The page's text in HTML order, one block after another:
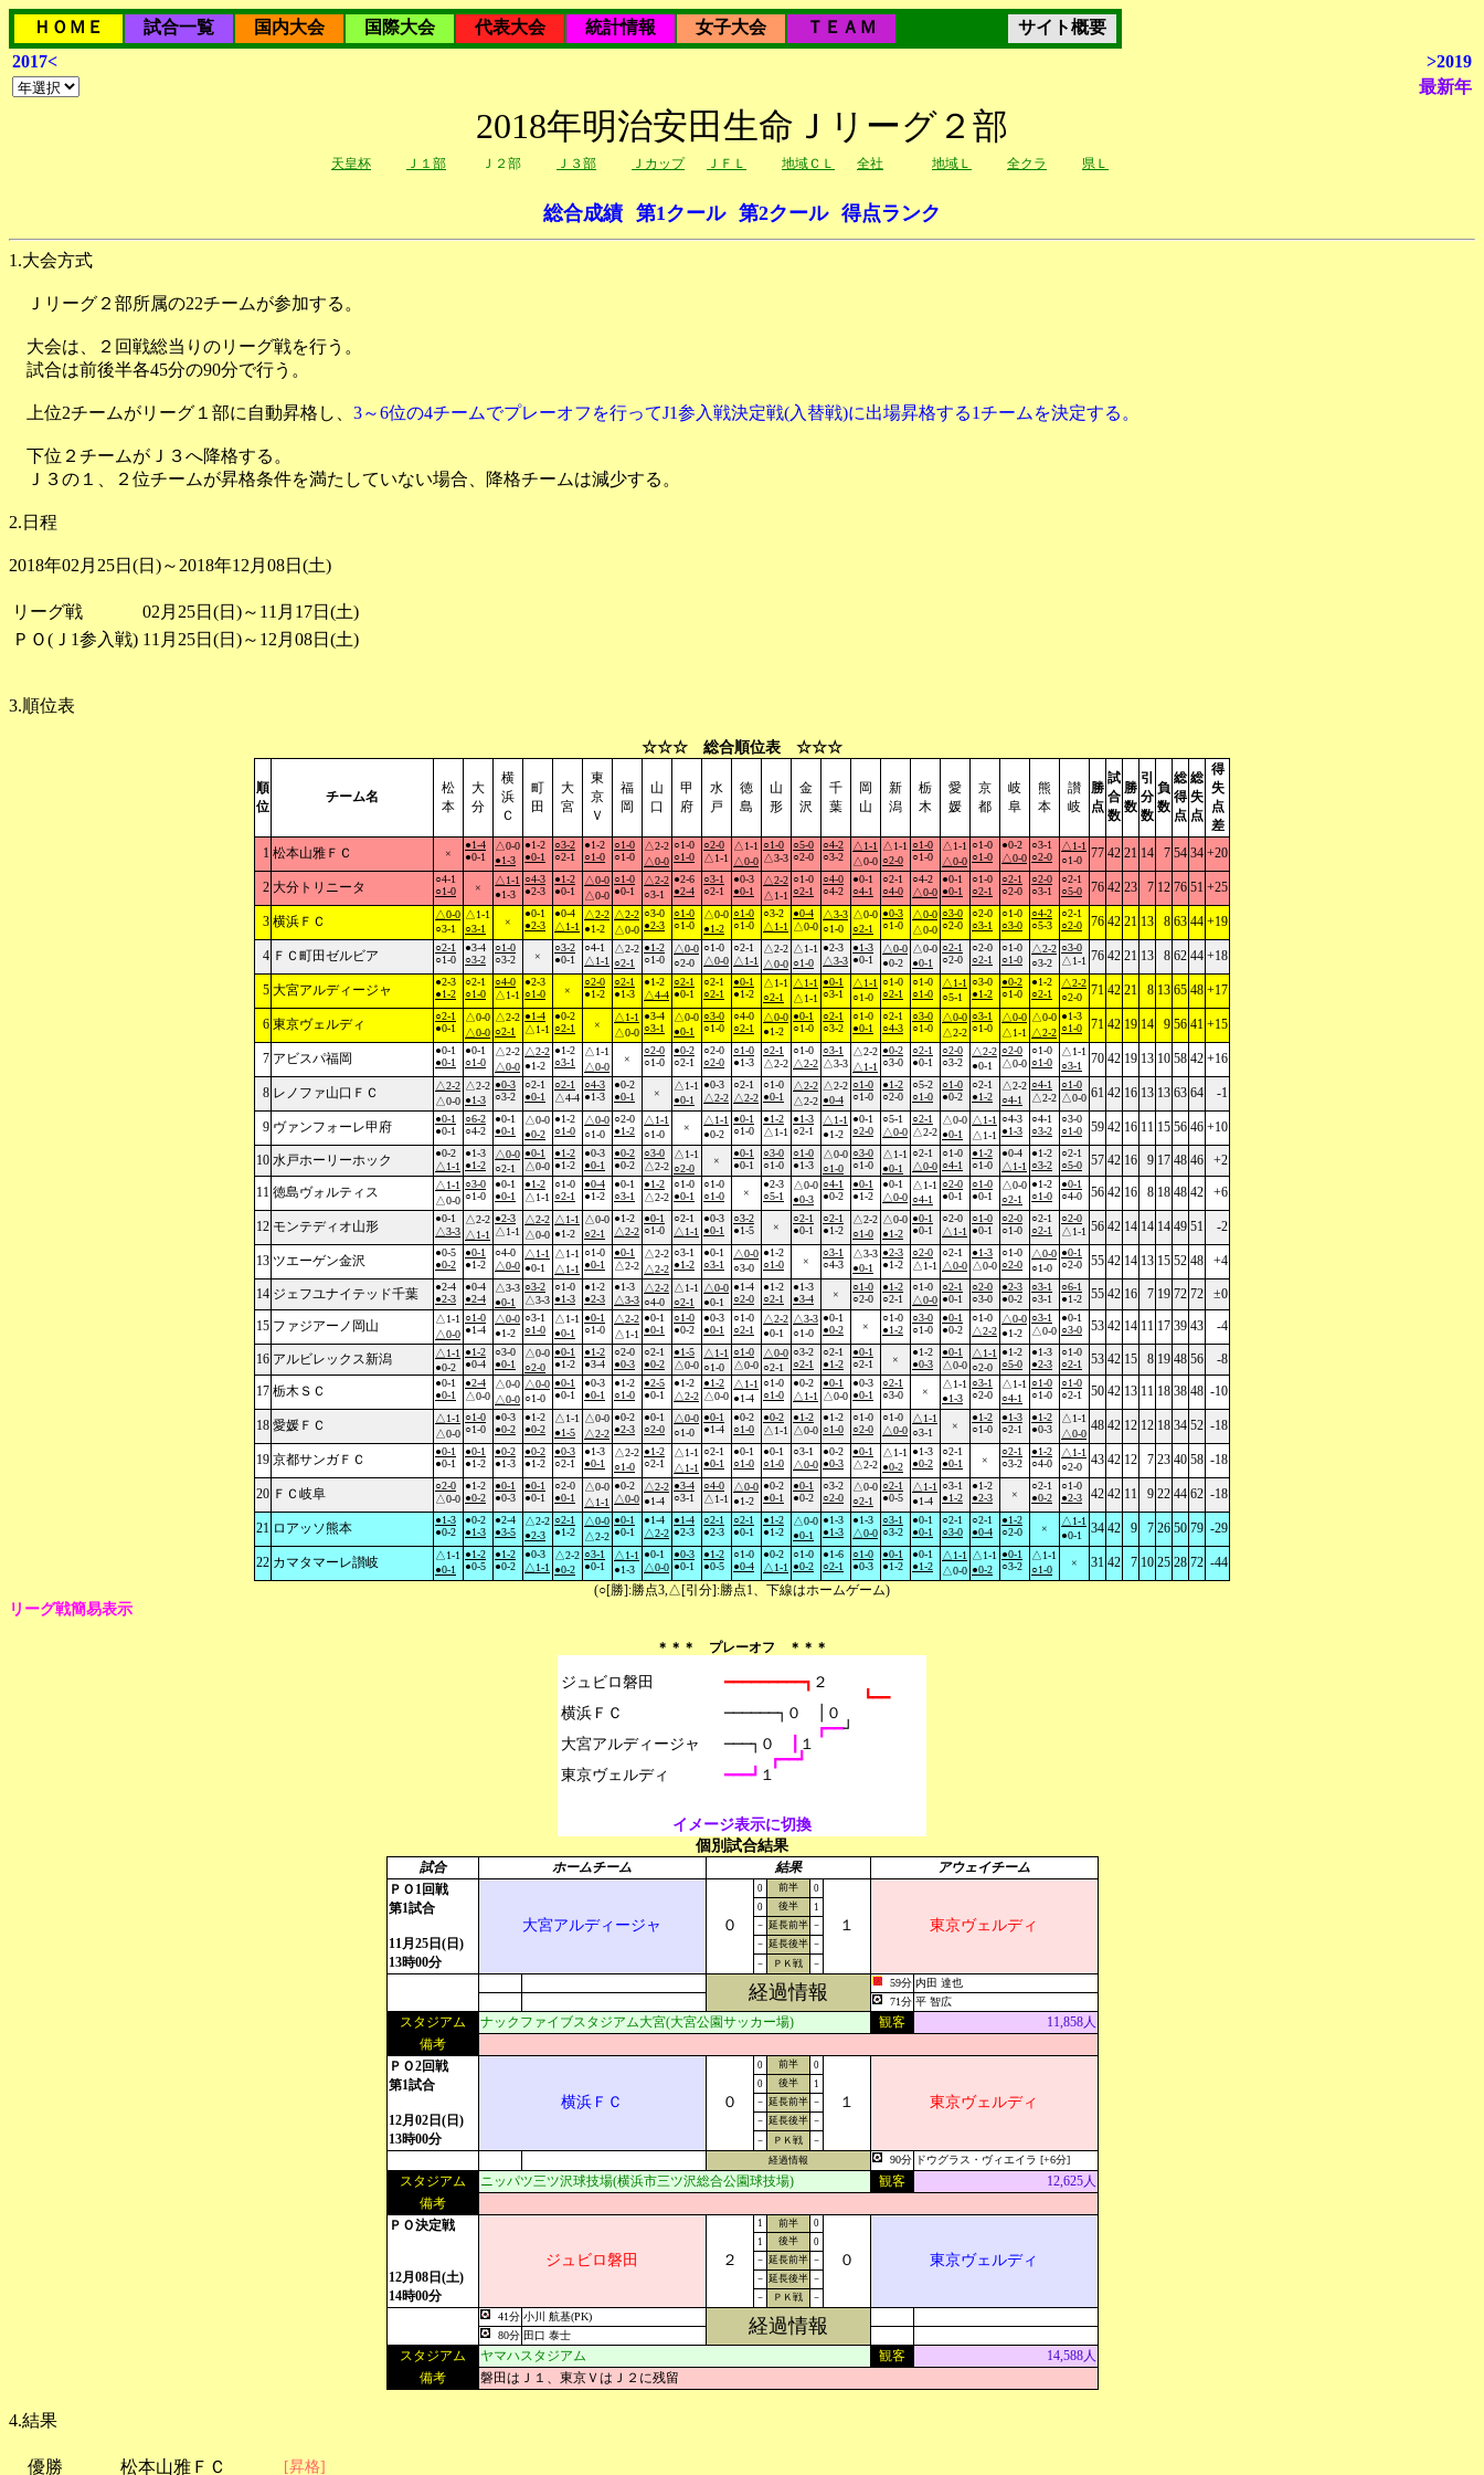
ＨＯＭＥ 試合一覧 国内大会 国際大会 代表大会 統計情報 女子大会 ＴＥＡＭ
サイト概要
2017<
>2019
最新年
2018年明治安田生命Ｊリーグ２部
天皇杯 Ｊ１部 Ｊ２部 Ｊ３部 Ｊカップ ＪＦＬ 地域ＣＬ 全社 地域Ｌ 全クラ 県Ｌ
総合成績 第1クール 第2クール 得点ランク
1.大会方式
Ｊリーグ２部所属の22チームが参加する。
大会は、２回戦総当りのリーグ戦を行う。
試合は前後半各45分の90分で行う。
上位2チームがリーグ１部に自動昇格し、 3～6位の4チームでプレーオフを行ってJ1参入戦決定戦(入替戦)に出場昇格する1チームを決定する。
下位２チームがＪ３へ降格する。
Ｊ３の１、２位チームが昇格条件を満たしていない場合、降格チームは減少する。
2.日程
2018年02月25日(日)～2018年12月08日(土)
リーグ戦
02月25日(日)～11月17日(土)
ＰＯ(Ｊ1参入戦) 11月25日(日)～12月08日(土)
3.順位表
☆☆☆ 総合順位表 ☆☆☆
順
位
チーム名
松
本
大
分
横
浜
Ｃ
町
田
大
宮
東
京
Ｖ
福
岡
山
口
甲
府
水
戸
徳
島
山
形
金
沢
千
葉
岡
山
新
潟
栃
木
愛
媛
京
都
岐
阜
熊
本
讃
岐
勝
点
試
合
数
勝
数
引
分
数
負
数
総
得
点
総
失
点
得
失
点
差
1 松本山雅ＦＣ ×
●1-4
●0-1
△0-0
●1-3
●1-2
●0-1
○3-2
○2-1
●1-2
○1-0
○1-0
○1-0
△2-2
△0-0
○1-0
○1-0
○2-0
△1-1
△1-1
△0-0
○1-0
△3-3
○5-0
○2-0
○4-2
○3-2
△1-1
△0-0
△1-1
○2-0
○1-0
○1-0
△1-1
△0-0
○1-0
○1-0
●0-2
△0-0
○3-1
○2-0
△1-1
○1-0
77 42 21 14 7 54 34 +20
2 大分トリニータ
○4-1
○1-0
×
△1-1
●1-3
○4-3
●2-3
●1-2
●0-1
△0-0
△0-0
○1-0
●0-1
△2-2
○3-1
●2-6
●2-4
○3-1
○2-1
●0-3
●0-1
△2-2
△1-1
○1-0
○2-1
○4-0
○4-2
●0-1
○4-1
○2-1
○4-0
○4-2
△0-0
●0-1
●0-1
○1-0
○2-1
○2-1
○2-0
○2-0
○3-1
○2-1
○5-0
76 42 23 7 12 76 51 +25
3 横浜ＦＣ
△0-0
○3-1
△1-1
○3-1
×
●0-1
●2-3
●0-4
△1-1
△2-2
●1-2
△2-2
△0-0
○3-0
●2-3
○1-0
○1-0
△0-0
●1-2
○1-0
○1-0
○3-2
△1-1
●0-4
△0-0
△3-3
○1-0
△0-0
○2-1
●0-3
○1-0
△0-0
△0-0
○3-0
○2-0
○2-0
○3-1
○1-0
○3-0
○4-2
○5-3
○2-1
○2-0
76 42 21 13 8 63 44 +19
4 ＦＣ町田ゼルビア
○2-1
○1-0
●3-4
○3-2
○1-0
○3-2
×
○3-2
●0-1
○4-1
△1-1
△2-2
○2-1
●1-2
○1-0
△0-0
○2-0
○1-0
△0-0
○2-1
△1-1
△2-2
△0-0
△1-1
○1-0
●2-3
△3-3
●1-3
●0-1
△0-0
●0-2
△0-0
●0-1
○2-1
○2-0
○2-0
○2-1
○1-0
○1-0
△2-2
○3-2
○3-0
△1-1 76 42 21 13 8 62 44 +18
5 大宮アルディージャ
●2-3
●1-2
○2-1
○1-0
○4-0
△1-1
●2-3
○1-0
×
○2-0
●1-2
○2-1
●1-3
●1-2
△4-4
○2-1
●0-1
○2-1
○2-1
●0-1
●1-2
△1-1
○2-1
△1-1
△1-1
●0-1
○3-1
△1-1
○1-0
○1-0
○2-1
○1-0
○1-0
△1-1
○5-1
○3-0
●1-2
●0-2
○1-0
●1-2
○2-1
△2-2
○2-0
71 42 21 8 13 65 48 +17
6 東京ヴェルディ
○2-1
●0-1
△0-0
△0-0
△2-2
○2-1
●1-4
△1-1
●0-2
○2-1
×
△1-1
△0-0
●3-4
○3-1
△0-0
●0-1
○3-0
○1-0
○4-0
○2-1
△0-0
●1-2
●0-1
○1-0
○2-1
○3-2
○1-0
●0-1
○2-1
○4-3
○3-0
○1-0
△0-0
△2-2
○3-1
○1-0
△0-0
△1-1
△0-0
△2-2
●1-3
○1-0
71 42 19 14 9 56 41 +15
7 アビスパ福岡
●0-1
●0-1
●0-1
○1-0
△2-2
△0-0
△2-2
●1-2
●1-2
○3-1
△1-1
△0-0
×
○2-0
○1-0
●0-2
○2-1
○2-0
○2-0
○1-0
●1-3
○2-1
△2-2
○1-0
△2-2
○3-1
△3-3
△2-2
△1-1
●0-2
○3-0
○2-1
●0-1
○2-0
○3-2
△2-2
●0-1
○2-0
△0-0
○1-0
○1-0
△1-1
○3-1
70 42 19 13 10 58 42 +16
8 レノファ山口ＦＣ
△2-2
△0-0
△2-2
●1-3
●0-3
○3-2
○2-1
●0-1
○2-1
△4-4
○4-3
●1-3
●0-2
●0-1
×
△1-1
●0-1
●0-3
△2-2
○2-1
△2-2
○1-0
●0-1
△2-2
△2-2
△2-2
●0-4
○1-0
○1-0
●1-2
○2-0
○5-2
○1-0
○1-0
●0-2
○2-1
●1-2
△2-2
○4-1
○4-1
△2-2
○1-0
△0-0 61 42 16 13 13 63 64 -1
9 ヴァンフォーレ甲府
●0-1
●0-1
○6-2
○4-2
●0-1
●0-1
△0-0
●0-2
●1-2
○1-0
△0-0
○1-0
○2-0
●1-2
△1-1
○1-0
×
△1-1
●0-2
●0-1
○1-0
●1-2
△1-1
●1-3
○2-1
△1-1
●1-2
●0-1
○2-0
○5-1
△0-0
○2-1
△2-2
△0-0
●0-1
△1-1
△1-1
○4-3
●1-3
○4-1
○3-2
○3-0
○1-0
59 42 16 11 15 56 46 +10
10 水戸ホーリーホック
●0-2
△1-1
●1-3
●1-2
△0-0
○2-1
●0-1
△0-0
●1-2
●1-2
●0-3
●0-1
●0-2
●0-2
○3-0
△2-2
△1-1
○2-0
×
●0-1
●0-1
○3-0
○1-0
○1-0
●1-3
△0-0
○1-0
○3-0
○1-0
△1-1
●0-1
○2-1
△0-0
○1-0
○4-1
●1-2
○1-0
●0-4
△1-1
●1-2
○3-2
○2-1
○5-0
57 42 16 9 17 48 46 +2
11 徳島ヴォルティス
△1-1
△0-0
○3-0
○1-0
●0-1
●0-1
●1-2
△1-1
○1-0
○2-1
●0-4
●1-2
●0-1
○3-1
●1-2
△2-2
○1-0
●0-1
○1-0
○1-0
×
●2-3
○5-1
△0-0
●0-3
○4-1
●0-2
●0-1
●1-2
●0-1
△0-0
△1-1
○4-1
○2-0
●0-1
○1-0
●0-1
△0-0
○2-1
●1-2
○1-0
●0-1
○4-0
56 42 16 8 18 48 42 +6
12 モンテディオ山形
●0-1
△3-3
△2-2
△1-1
●2-3
△1-1
△2-2
△0-0
△1-1
●1-2
△0-0
○2-1
●1-2
△2-2
●0-1
○1-0
○2-1
△1-1
●0-3
●0-1
○3-2
●1-5
×
○2-1
●0-1
○2-1
●1-2
△2-2
○1-0
△0-0
●1-2
●0-1
●0-1
○2-0
△1-1
○1-0
●0-1
○2-0
○1-0
○2-1
○2-1
○2-0
△1-1 56 42 14 14 14 49 51 -2
13 ツエーゲン金沢
●0-5
●0-2
●0-1
●1-2
○4-0
△0-0
△1-1
●0-1
△1-1
△1-1
○1-0
●0-1
●0-1
△2-2
△2-2
△2-2
○3-1
●1-2
●0-1
○3-1
△0-0
○3-0
●1-2
○1-0
×
○3-1
○4-3
△3-3
●0-1
●2-3
●1-2
○2-0
△1-1
○2-1
△0-0
●1-3
△0-0
○1-0
○2-0
△0-0
○1-0
●0-1
○2-0
55 42 14 13 15 52 48 +4
14 ジェフユナイテッド千葉
●2-4
●2-3
●0-4
●2-4
△3-3
●0-1
○3-2
△3-3
○1-0
●1-3
●1-2
●2-3
●1-3
△3-3
△2-2
○4-0
△1-1
○2-1
△0-0
●0-1
●1-4
○2-0
●1-2
○2-1
●1-3
●3-4
×
○1-0
○2-0
●1-2
○2-1
○1-0
△0-0
○2-1
●0-1
○2-0
○3-0
●2-3
●0-2
○3-1
○3-1
○6-1
●1-2
55 42 16 7 19 72 72 ±0
15 ファジアーノ岡山
△1-1
△0-0
○1-0
●1-4
△0-0
●1-2
○3-1
○1-0
△1-1
●0-1
●0-1
○1-0
△2-2
△1-1
●0-1
●0-1
○1-0
●0-2
●0-3
●0-1
○1-0
○2-1
△2-2
●0-1
△3-3
○1-0
●0-1
●0-2
×
○1-0
●1-2
○3-0
○1-0
●0-1
●0-2
○1-0
△2-2
△0-0
●1-2
○3-1
△0-0
●0-1
○3-0
53 42 14 11 17 39 43 -4
16 アルビレックス新潟
△1-1
●0-2
●1-2
●0-4
○3-0
●0-1
△0-0
○2-0
●0-1
●1-2
●1-2
●3-4
○2-0
●0-3
○2-1
●0-2
●1-5
△0-0
△1-1
○1-0
○1-0
△0-0
△0-0
○2-1
○3-2
○2-1
○2-1
●1-2
●0-1
○2-1
×
●1-2
●0-3
●0-1
△0-0
△1-1
○2-0
●1-2
○5-0
●1-3
●2-3
○1-0
○2-1
53 42 15 8 19 48 56 -8
17 栃木ＳＣ
●0-1
●0-1
●2-4
△0-0
△0-0
△0-0
△0-0
○1-0
●0-1
●0-1
●0-3
●0-1
●1-2
○1-0
●2-5
●0-1
●1-2
△2-2
●1-2
△0-0
△1-1
●1-4
○1-0
○1-0
●0-2
△1-1
●0-1
△0-0
●0-3
●0-1
○2-1
○3-0
×
△1-1
●1-3
○3-1
○2-0
△1-1
○4-1
○1-0
○1-0
○1-0
○2-1
50 42 13 11 18 38 48 -10
18 愛媛ＦＣ
△1-1
△0-0
○1-0
○1-0
●0-3
●0-2
●1-2
●0-2
△1-1
●1-5
△0-0
△2-2
●0-2
●2-3
●0-1
○2-0
△0-0
○1-0
●0-1
●1-4
●0-2
○1-0
●0-2
△1-1
●1-2
△0-0
●1-2
○1-0
○1-0
○2-0
○1-0
△0-0
△1-1
○3-1
×
●1-2
○1-0
●1-3
○2-1
●1-2
●0-3
△1-1
△0-0
48 42 12 12 18 34 52 -18
19 京都サンガＦＣ
●0-1
●0-1
●0-1
●1-2
●0-2
●1-3
●0-2
●1-2
●0-3
○2-1
●1-3
●0-1
△2-2
○1-0
●1-2
○2-1
△1-1
△1-1
○2-1
●0-1
●0-1
○1-0
●0-1
○1-0
○3-1
△0-0
●0-2
●0-3
●0-1
△2-2
△1-1
●0-2
●1-3
●0-2
○2-1
●0-1
×
○2-1
○3-2
●1-2
○4-0
△1-1
○2-0
43 42 12 7 23 40 58 -18
20 ＦＣ岐阜
○2-0
△0-0
●1-2
●0-2
●0-1
●0-3
●0-1
●0-1
○2-0
●0-1
△0-0
△1-1
●0-2
△0-0
△2-2
●1-4
●3-4
○3-1
○4-0
△1-1
△0-0
●1-2
●0-2
●0-1
●0-1
●0-2
○3-2
○2-0
△0-0
○2-1
○2-1
●0-5
△1-1
●1-4
○3-1
●1-2
●1-2
●2-3
×
○2-1
●0-2
○1-0
●2-3
42 42 11 9 22 44 62 -18
21 ロアッソ熊本
●1-3
●0-2
●0-2
●1-3
●2-4
●3-5
△2-2
●2-3
○2-1
●1-2
△0-0
△2-2
●0-1
●0-1
●1-4
△2-2
●1-4
●2-3
○2-1
●2-3
○2-1
●0-1
●1-2
●1-2
△0-0
●0-1
●1-3
●1-3
●1-3
△0-0
○3-1
○3-2
●0-1
●0-1
○2-1
○3-0
○2-1
●0-4
●1-2
○2-0
×
△1-1
●0-1
34 42 9 7 26 50 79 -29
22 カマタマーレ讃岐
△1-1
●0-1
●1-2
●0-5
●1-2
●0-2
●0-3
△1-1
△2-2
●0-2
○3-1
●0-1
△1-1
●1-3
●0-1
△0-0
●0-3
●0-1
●1-2
●0-5
○1-0
●0-4
●0-2
△1-1
○1-0
●0-2
●1-6
○2-1
○1-0
●0-3
●0-1
●1-2
●0-1
●1-2
△1-1
△0-0
△1-1
●0-2
●0-1
○3-2
△1-1
○1-0
× 31 42 7 10 25 28 72 -44
(○[勝]:勝点3,△[引分]:勝点1、下線はホームゲーム)
リーグ戦簡易表示
＊＊＊ プレーオフ ＊＊＊
ジュビロ磐田
横浜ＦＣ
大宮アルディージャ
━━━━━━━━━┓ ２
┗━━
──────┐０　│０
┏━━┘
───┐０
１
┏━━┛
━━━┛ １
イメージ表示に切換
個別試合結果
試合 ホームチーム 結果
アウェイチーム
ＰＯ1回戦
第1試合
11月25日(日)
13時00分
大宮アルディージャ ０
0 前半 0
１ 東京ヴェルディ
0 後半
1
－ 延長前半 －
－ 延長後半 －
－
ＰＫ戦 －
経過情報 59分 内田 達也
71分 平 智広
スタジアム ナックファイブスタジアム大宮(大宮公園サッカー場) 観客
11,858人
備考
ＰＯ2回戦
第1試合
12月02日(日)
13時00分
横浜ＦＣ ０
0 前半 0
１ 東京ヴェルディ
0 後半
1
－ 延長前半 －
－ 延長後半 －
－
ＰＫ戦
－
経過情報
90分 ドウグラス・ヴィエイラ [+6分]
スタジアム ニッパツ三ツ沢球技場(横浜市三ツ沢総合公園球技場) 観客
12,625人
備考
ＰＯ決定戦
12月08日(土)
14時00分
ジュビロ磐田 ２
1 前半 0
０ 東京ヴェルディ
1 後半
0
－ 延長前半 －
－ 延長後半 －
－
ＰＫ戦 －
41分 小川 航基(PK) 経過情報
80分 田口 泰士
スタジアム ヤマハスタジアム 観客
14,588人
備考
磐田はＪ１、東京ＶはＪ２に残留
4.結果
優勝 松本山雅ＦＣ [昇格]